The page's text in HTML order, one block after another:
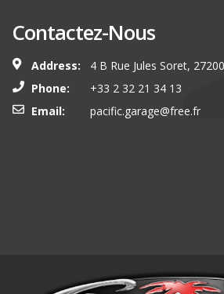
Contactez-Nous
Address:
4 B Rue Jules Soret,
Phone:
+33 2 32 21 34 13
Email:
pacific.garage@free.fr